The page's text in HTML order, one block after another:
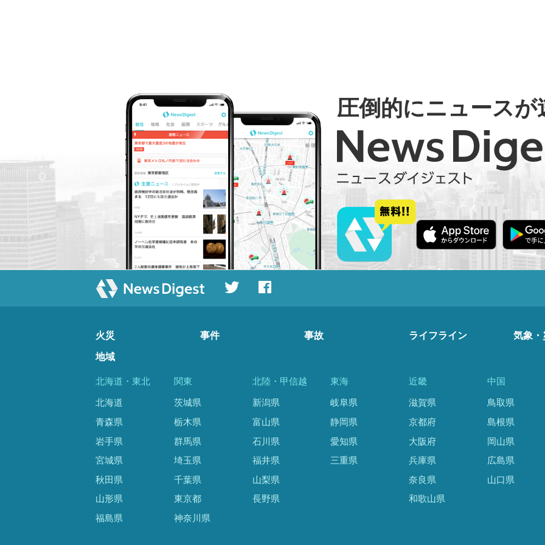
圧倒的にニュースが
火災 事件 事故 ライフライン 気象・
地域
北海道・東北
北海道
青森県
岩手県
宮城県
秋田県
山形県
福島県
関東
茨城県
栃木県
群馬県
埼玉県
千葉県
東京都
神奈川県
北陸・甲信越
新潟県
富山県
石川県
福井県
山梨県
長野県
東海
岐阜県
静岡県
愛知県
三重県
近畿
滋賀県
京都府
大阪府
兵庫県
奈良県
和歌山県
中国
鳥取県
島根県
岡山県
広島県
山口県